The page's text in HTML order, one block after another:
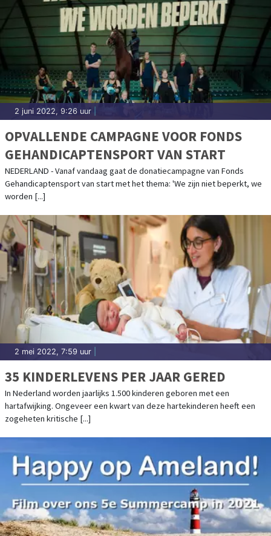
2 juni 2022, 9:26 uur
OPVALLENDE CAMPAGNE VOOR FONDS
GEHANDICAPTENSPORT VAN START
NEDERLAND - Vanaf vandaag gaat de donatiecampagne van Fonds
Gehandicaptensport van start met het thema: 'We zijn niet beperkt, we
worden [...]
2 mei 2022, 7:59 uur
35 KINDERLEVENS PER JAAR GERED
In Nederland worden jaarlijks 1.500 kinderen geboren met een
hartafwijking. Ongeveer een kwart van deze hartekinderen heeft een
zogeheten kritische [...]